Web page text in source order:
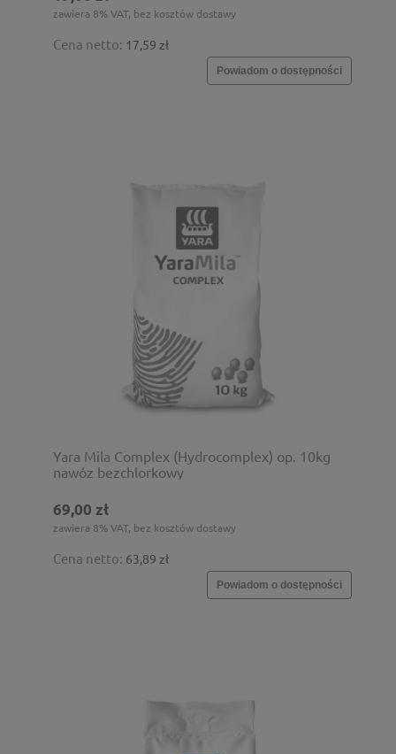
zawiera 8% VAT, bez kosztów dostawy
Cena netto: 17,59 zł
Powiadom o dostępności
Yara Mila Complex (Hydrocomplex) op. 10kg
nawóz bezchlorkowy
69,00 zł
zawiera 8% VAT, bez kosztów dostawy
Cena netto: 63,89 zł
Powiadom o dostępności